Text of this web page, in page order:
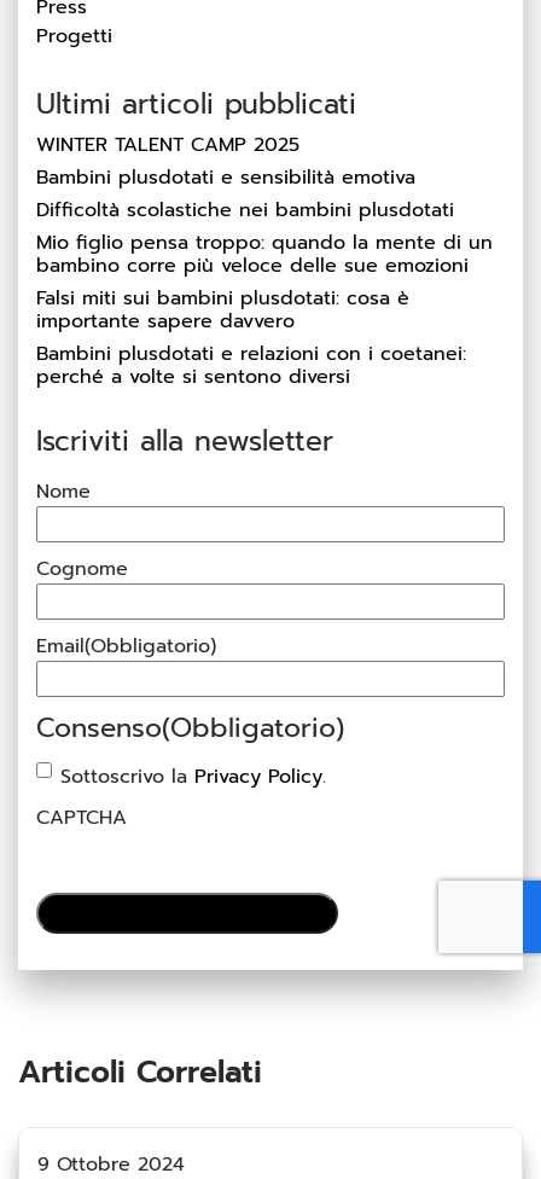
Press
Progetti
Ultimi articoli pubblicati
WINTER TALENT CAMP 2025
Bambini plusdotati e sensibilità emotiva
Difficoltà scolastiche nei bambini plusdotati
Mio figlio pensa troppo: quando la mente di un
bambino corre più veloce delle sue emozioni
Falsi miti sui bambini plusdotati: cosa è
importante sapere davvero
Bambini plusdotati e relazioni con i coetanei:
perché a volte si sentono diversi
Iscriviti alla newsletter
Nome
Cognome
Email(Obbligatorio)
Consenso(Obbligatorio)
Sottoscrivo la Privacy Policy.
CAPTCHA
Articoli Correlati
9 Ottobre 2024